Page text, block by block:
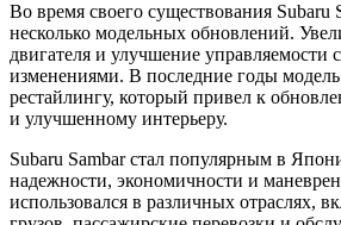
Во время своего существования Subaru
несколько модельных обновлений.
двигателя и улучшение управляемости
изменениями. В последние годы модель
рестайлингу, который привел к
и улучшенному интерьеру.
Subaru Sambar стал популярным в
надежности, экономичности и
использовался в различных отраслях,